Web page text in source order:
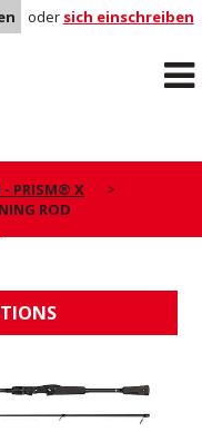
oder sich einschreiben
- PRISM® X
ROD